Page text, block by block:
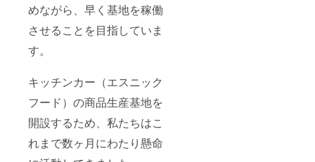
めながら、早く基地を稼働
させることを目指していま
す。
キッチンカー（エスニック
フード）の商品生産基地を
開設するため、私たちはこ
れまで数ヶ月にわたり懸命